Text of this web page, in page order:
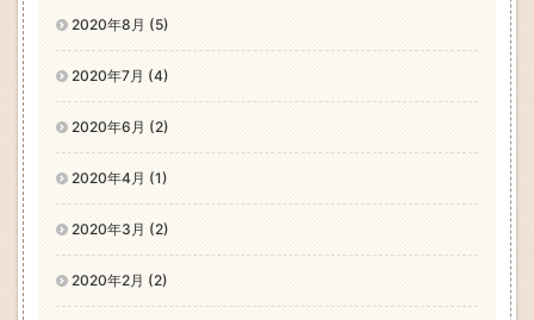
2020年8月 (5)
2020年7月 (4)
2020年6月 (2)
2020年4月 (1)
2020年3月 (2)
2020年2月 (2)